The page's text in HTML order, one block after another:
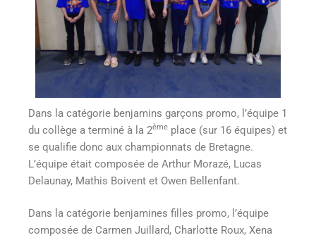
Dans la catégorie benjamins garçons promo, l’équipe 1
du collège a terminé à la 2ème place (sur 16 équipes) et
se qualifie donc aux championnats de Bretagne.
L’équipe était composée de Arthur Morazé, Lucas
Delaunay, Mathis Boivent et Owen Bellenfant.
Dans la catégorie benjamines filles promo, l’équipe
composée de Carmen Juillard, Charlotte Roux, Xena